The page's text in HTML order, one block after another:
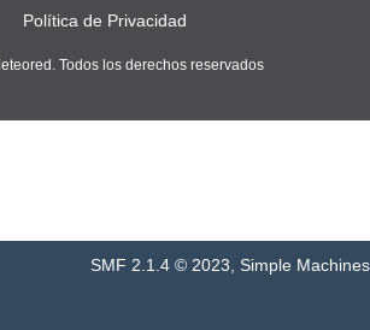
Política de Privacidad
Todos los derechos reservados
SMF 2.1.4 © 2023 Simple Machines